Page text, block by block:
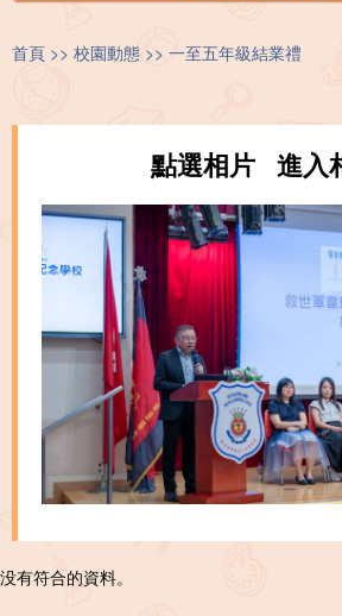
首頁 校園動態 一至五年級結業禮
點選相片 進入
没有符合的資料。